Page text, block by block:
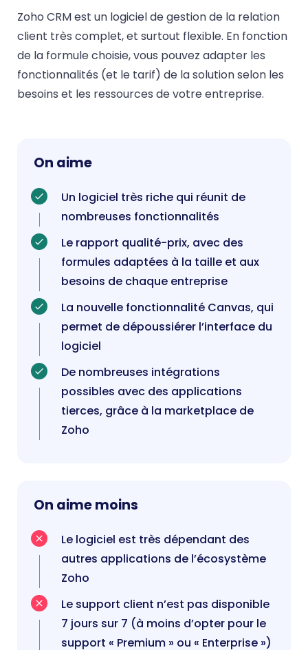
Zoho CRM est un logiciel de gestion de la relation
client très complet, et surtout flexible. En fonction
de la formule choisie, vous pouvez adapter les
fonctionnalités (et le tarif) de la solution selon les
besoins et les ressources de votre entreprise.
On aime
Un logiciel très riche qui réunit de
nombreuses fonctionnalités
Le rapport qualité-prix, avec des
formules adaptées à la taille et aux
besoins de chaque entreprise
La nouvelle fonctionnalité Canvas, qui
permet de dépoussiérer l’interface du
logiciel
De nombreuses intégrations
possibles avec des applications
tierces, grâce à la marketplace de
Zoho
On aime moins
Le logiciel est très dépendant des
autres applications de l’écosystème
Zoho
Le support client n’est pas disponible
7 jours sur 7 (à moins d’opter pour le
support « Premium » ou « Enterprise »)